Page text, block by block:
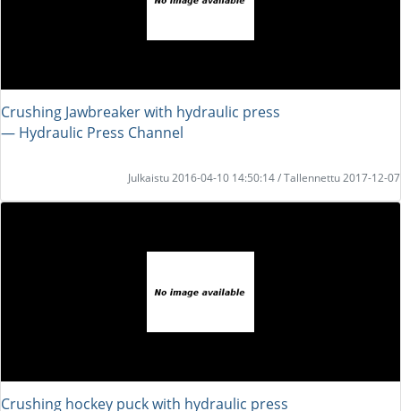
Crushing Jawbreaker with hydraulic press
― Hydraulic Press Channel
Julkaistu 2016-04-10 14:50:14 / Tallennettu 2017-12-07
Crushing hockey puck with hydraulic press